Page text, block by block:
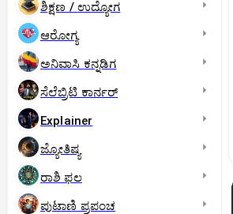
ಶಿಕ್ಷಣ / ಉದ್ಯೋಗ
ಆರೋಗ್ಯ
ಅನಿವಾಸಿ ಕನ್ನಡಿಗ
ಸೆಲೆಬ್ರಿಟಿ ಕಾರ್ನರ್‌
Explainer
ಜ್ಯೋತಿಷ್ಯ
ರಾಶಿ ಫಲ
ಪುಟಾಣಿ ಪ್ರಪಂಚ